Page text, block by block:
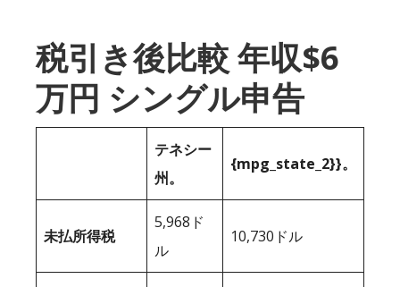
税引き後比較 年収$6
万円 シングル申告
テネシー
州。
{mpg_state_2}}。
未払所得税
5,968ド
ル
10,730ドル